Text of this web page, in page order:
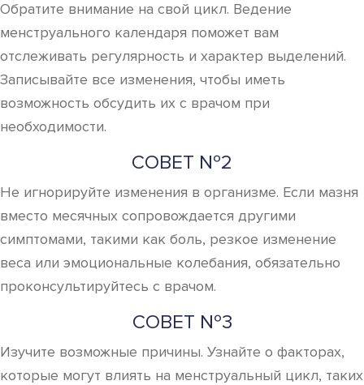
Обратите внимание на свой цикл. Ведение
менструального календаря поможет вам
отслеживать регулярность и характер выделений.
Записывайте все изменения, чтобы иметь
возможность обсудить их с врачом при
необходимости.
СОВЕТ №2
Не игнорируйте изменения в организме. Если мазня
вместо месячных сопровождается другими
симптомами, такими как боль, резкое изменение
веса или эмоциональные колебания, обязательно
проконсультируйтесь с врачом.
СОВЕТ №3
Изучите возможные причины. Узнайте о факторах,
которые могут влиять на менструальный цикл, таких